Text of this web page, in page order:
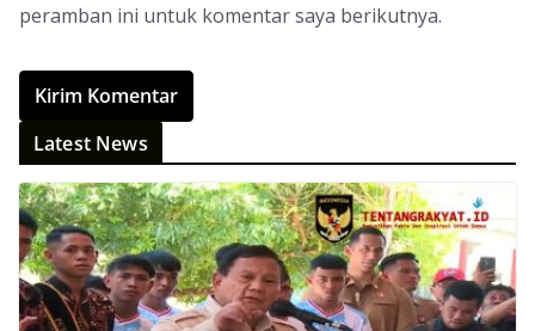
peramban ini untuk komentar saya berikutnya.
Latest News